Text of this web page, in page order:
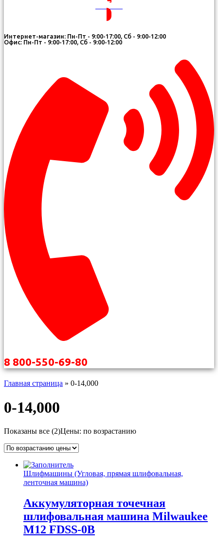
ВОЙТИ
Интернет-магазин: Пн-Пт - 9:00-17:00, Сб - 9:00-12:00
Офис: Пн-Пт - 9:00-17:00, Сб - 9:00-12:00
8 800-550-69-80
Главная страница » 0-14,000
0-14,000
Показаны все (2)Цены: по возрастанию
Шлифмашины (Угловая, прямая шлифовальная,
ленточная машина)
Аккумуляторная точечная
шлифовальная машина Milwaukee
M12 FDSS-0B